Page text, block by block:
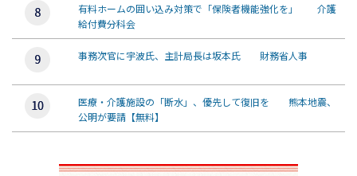
有料ホームの囲い込み対策で「保険者機能強化を」 介護
給付費分科会
事務次官に宇波氏、主計局長は坂本氏 財務省人事
医療・介護施設の「断水」、優先して復旧を 熊本地震、
公明が要請【無料】